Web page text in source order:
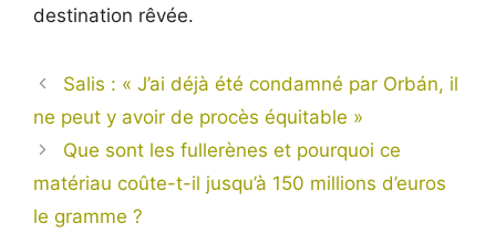
destination rêvée.
Salis : « J’ai déjà été condamné par Orbán, il
ne peut y avoir de procès équitable »
Que sont les fullerènes et pourquoi ce
matériau coûte-t-il jusqu’à 150 millions d’euros
le gramme ?